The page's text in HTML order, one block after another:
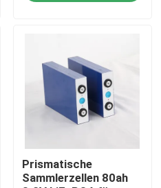
Prismatische
Sammlerzellen 80ah